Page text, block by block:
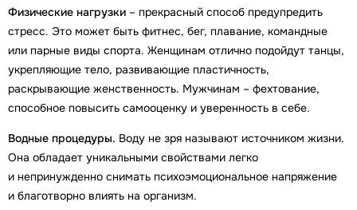
Физические нагрузки – прекрасный способ предупредить
стресс. Это может быть фитнес, бег, плавание, командные
или парные виды спорта. Женщинам отлично подойдут танцы,
укрепляющие тело, развивающие пластичность,
раскрывающие женственность. Мужчинам – фехтование,
способное повысить самооценку и уверенность в себе.
Водные процедуры. Воду не зря называют источником жизни.
Она обладает уникальными свойствами легко
и непринужденно снимать психоэмоциональное напряжение
и благотворно влиять на организм.